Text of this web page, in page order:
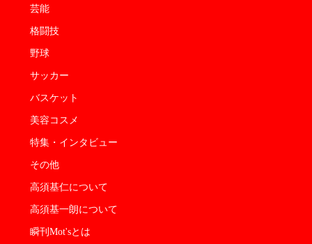
芸能
格闘技
野球
サッカー
バスケット
美容コスメ
特集・インタビュー
その他
高須基仁について
高須基一朗について
瞬刊Mot'sとは